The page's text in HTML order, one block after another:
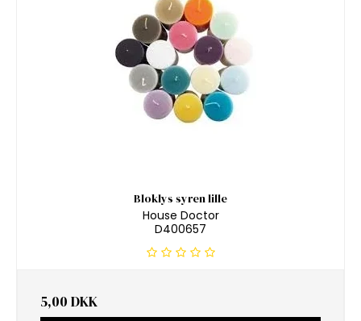
Bloklys syren lille
House Doctor
D400657
5,00 DKK